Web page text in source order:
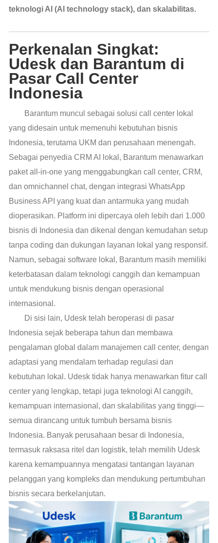
teknologi AI (AI technology stack), dan skalabilitas.
Perkenalan Singkat:
Udesk dan Barantum di
Pasar Call Center
Indonesia
Barantum muncul sebagai solusi call center lokal
yang didesain untuk memenuhi kebutuhan bisnis
Indonesia, terutama UKM dan perusahaan menengah.
Sebagai penyedia CRM AI lokal, Barantum menawarkan
paket all-in-one yang menggabungkan call center, CRM,
dan omnichannel chat, dengan integrasi WhatsApp
Business API yang kuat dan antarmuka yang mudah
dioperasikan. Platform ini dipercaya oleh lebih dari 1.000
bisnis di Indonesia dan dikenal dengan kemudahan setup
tanpa coding dan dukungan layanan lokal yang responsif.
Namun, sebagai software lokal, Barantum masih memiliki
keterbatasan dalam teknologi canggih dan kemampuan
untuk mendukung bisnis dengan operasional
internasional.
Di sisi lain, Udesk telah beroperasi di pasar
Indonesia sejak beberapa tahun dan membawa
pengalaman global dalam manajemen call center, dengan
adaptasi yang mendalam terhadap regulasi dan
kebutuhan lokal. Udesk tidak hanya menawarkan fitur call
center yang lengkap, tetapi juga teknologi AI canggih,
kemampuan internasional, dan skalabilitas yang tinggi—
semua dirancang untuk tumbuh bersama bisnis
Indonesia. Banyak perusahaan besar di Indonesia,
termasuk raksasa ritel dan logistik, telah memilih Udesk
karena kemampuannya mengatasi tantangan layanan
pelanggan yang kompleks dan mendukung pertumbuhan
bisnis secara berkelanjutan.